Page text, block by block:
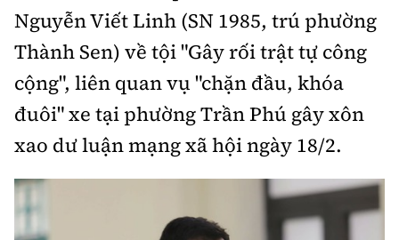
Đăng kiểm
Đường sắt tốc độ cao
Đường thủy
Hàng hải
Đường sắt đô thị
Chứng khoán
Bảo hiểm
Doanh nghiệp
An ninh hình sự
Điều tra
Pháp đình
Hỏi - Đáp
Giao thông 24h
ATGT địa phương
Văn hóa giao thông
Lái xe an toàn
Chung tay vì ATGT
Chất lượng sống
Giáo dục
Y tế
Lao động - Công đoàn
Văn hóa - Giải Trí
Văn hóa
Showbiz
Thể thao
Bóng đá
Bình luận
Công nghệ
Nguyễn Viết Linh (SN 1985, trú phường
Thành Sen) về tội "Gây rối trật tự công
cộng", liên quan vụ "chặn đầu, khóa
đuôi" xe tại phường Trần Phú gây xôn
xao dư luận mạng xã hội ngày 18/2.